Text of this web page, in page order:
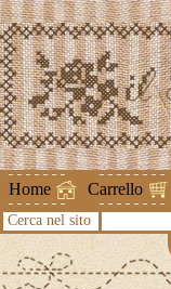
Home Carrello
Cerca nel sito